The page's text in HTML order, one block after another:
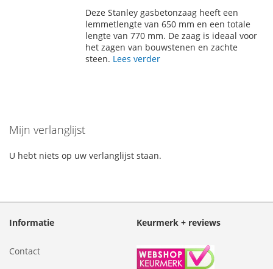
AAN
VERLANGLIJST
TE
VERGELIJKEN
Deze Stanley gasbetonzaag heeft een
lemmetlengte van 650 mm en een totale
lengte van 770 mm. De zaag is ideaal voor
het zagen van bouwstenen en zachte
steen. Lees verder
Mijn verlanglijst
U hebt niets op uw verlanglijst staan.
Informatie
Contact
Keurmerk + reviews